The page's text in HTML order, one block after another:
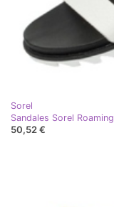
Sorel
Sandales Sorel
50,52 €